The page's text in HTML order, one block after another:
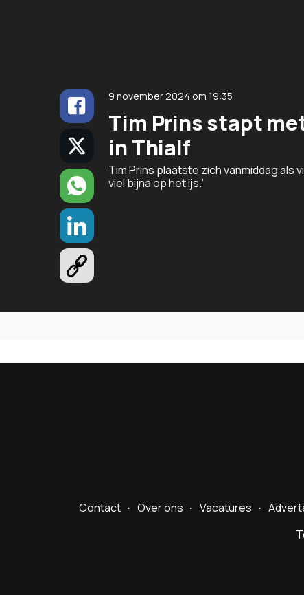
9 november 2024 om 19:35
Tim Prins stapt
in Thialf
Tim Prins plaatste zich vanmiddag als
viel bijna op het ijs.'
Contact Over ons Vacatures